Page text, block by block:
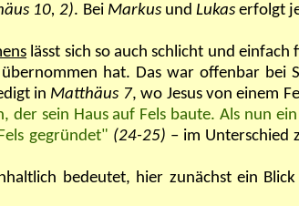
10, 2). Bei Markusund Lukas erfolgt
lässt sich so auch schlicht und
hat. Das war offenbar bei
in Matthäus 7, wo Jesus von einem
sein Haus auf Fels baute. Als nun
gegründet" (24-25) – im Unterschied
bedeutet, hier zunächst ein